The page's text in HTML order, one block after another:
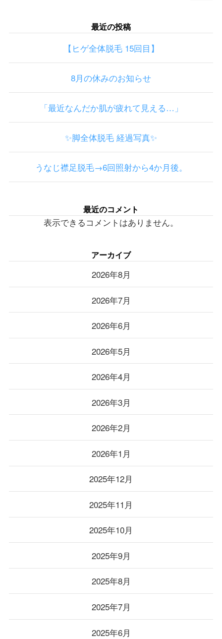
最近の投稿
【ヒゲ全体脱毛 15回目】
8月の休みのお知らせ
「最近なんだか肌が疲れて見える…」
✨脚全体脱毛 経過写真✨
うなじ襟足脱毛→6回照射から4か月後。
最近のコメント
表示できるコメントはありません。
アーカイブ
2026年8月
2026年7月
2026年6月
2026年5月
2026年4月
2026年3月
2026年2月
2026年1月
2025年12月
2025年11月
2025年10月
2025年9月
2025年8月
2025年7月
2025年6月